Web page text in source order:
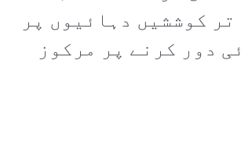
تر کوششیں دہائیوں پر
دور کرنے پر مرکوز